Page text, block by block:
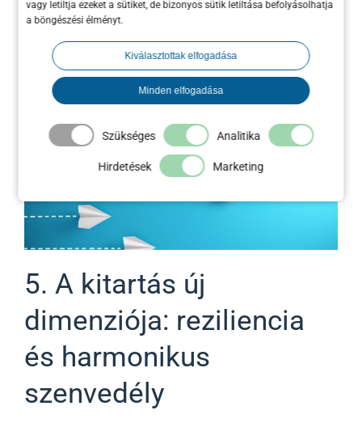
vagy letiltja ezeket a sütiket, de bizonyos sütik letiltása befolyásolhatja
a böngészési élményt.
Kiválasztottak elfogadása
Minden elfogadása
Szükséges Analitika
Hirdetések Marketing
nevezikszociális és kulturális tőkének
láthatatlan vagyon az, ami egy
válsághelyzetben vagy egy nagy növekedési
ugrás előtt a legértékesebbnek bizonyulhat.
5. A kitartás új
dimenziója: reziliencia
és harmonikus
szenvedély